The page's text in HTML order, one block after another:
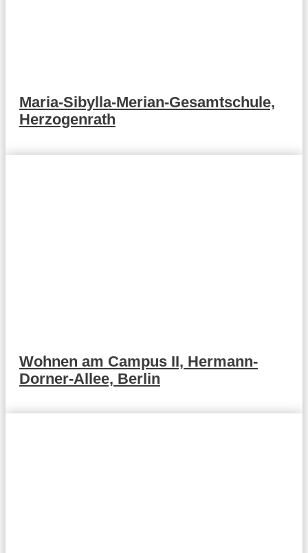
Maria-Sibylla-Merian-Gesamtschule,
Herzogenrath
Wohnen am Campus II, Hermann-
Dorner-Allee, Berlin